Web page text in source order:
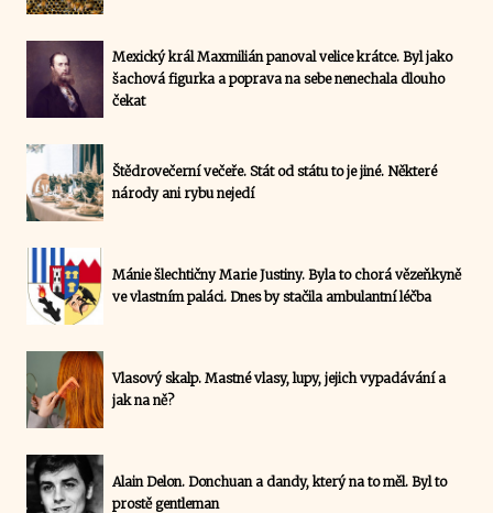
Mexický král Maxmilián panoval velice krátce. Byl jako
šachová figurka a poprava na sebe nenechala dlouho
čekat
Štědrovečerní večeře. Stát od státu to je jiné. Některé
národy ani rybu nejedí
Mánie šlechtičny Marie Justiny. Byla to chorá vězeňkyně
ve vlastním paláci. Dnes by stačila ambulantní léčba
Vlasový skalp. Mastné vlasy, lupy, jejich vypadávání a
jak na ně?
Alain Delon. Donchuan a dandy, který na to měl. Byl to
prostě gentleman